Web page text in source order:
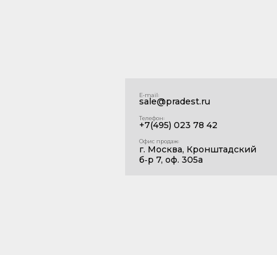
sale@pradest.ru
E‑mail꞉
+7(495) 023 78 42
Телефон꞉
г. Москва, Кронштадский
б‑р 7, оф. 305а
Офис продаж꞉